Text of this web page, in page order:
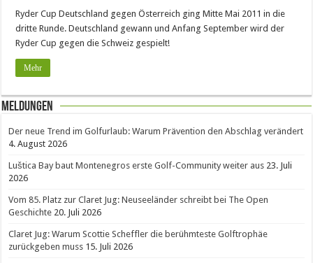
Ryder Cup Deutschland gegen Österreich ging Mitte Mai 2011 in die
dritte Runde. Deutschland gewann und Anfang September wird der
Ryder Cup gegen die Schweiz gespielt!
Mehr
Meldungen
Der neue Trend im Golfurlaub: Warum Prävention den Abschlag verändert
4. August 2026
Luštica Bay baut Montenegros erste Golf-Community weiter aus 23. Juli
2026
Vom 85. Platz zur Claret Jug: Neuseeländer schreibt bei The Open
Geschichte 20. Juli 2026
Claret Jug: Warum Scottie Scheffler die berühmteste Golftrophäe
zurückgeben muss 15. Juli 2026